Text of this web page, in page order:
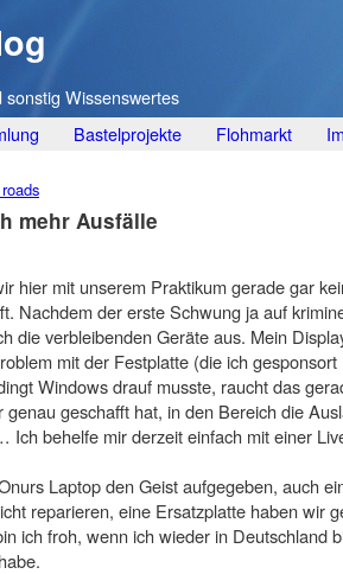
Wissenswertes
Bastelprojekte Flohmarkt
mehr Ausfälle
hier mit unserem Praktikum gerade gar
Nachdem der erste Schwung ja auf
die verbleibenden Geräte aus. Mein
mit der Festplatte (die ich
Windows drauf musste, raucht das
geschafft hat, in den Bereich die
Ich behelfe mir derzeit einfach mit einer
Laptop den Geist aufgegeben, auch
reparieren, eine Ersatzplatte haben wir
ich froh, wenn ich wieder in Deutschland